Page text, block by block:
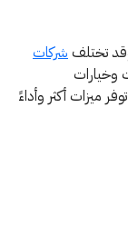
شركات
وخيارات
ميزات أكثر وأداءً